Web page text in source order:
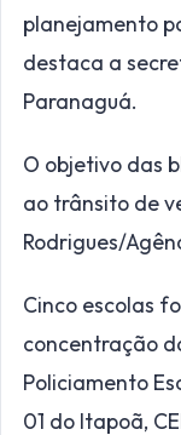
planejamento
destaca a
Paranaguá.
O objetivo das
ao trânsito de
Rodrigues/
Cinco escolas
concentração
Policiamento
01 do Itapoã,